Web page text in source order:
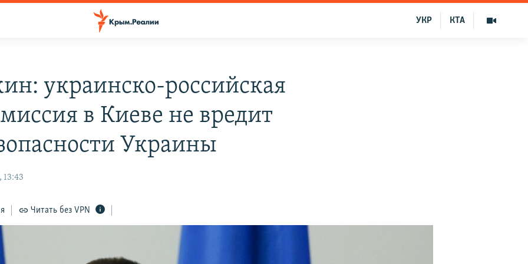
КТА
УКР
украинско-российская
в Киеве не вредит
Украины
13:43
Читать без VPN